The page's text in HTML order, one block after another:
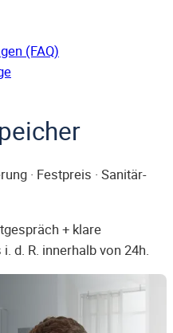
(FAQ)
· Festpreis · Sanitär-
+ klare
d. R. innerhalb von 24h.